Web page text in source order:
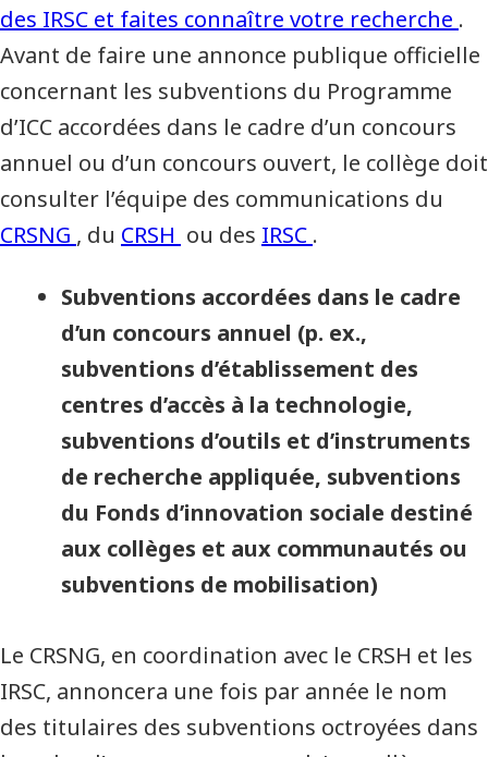
des IRSC et faites connaître votre recherche .
Avant de faire une annonce publique officielle
concernant les subventions du Programme
d’ICC accordées dans le cadre d’un concours
annuel ou d’un concours ouvert, le collège doit
consulter l’équipe des communications du
CRSNG , du CRSH ou des IRSC .
Subventions accordées dans le cadre
d’un concours annuel (p. ex.,
subventions d’établissement des
centres d’accès à la technologie,
subventions d’outils et d’instruments
de recherche appliquée, subventions
du Fonds d’innovation sociale destiné
aux collèges et aux communautés ou
subventions de mobilisation)
Le CRSNG, en coordination avec le CRSH et les
IRSC, annoncera une fois par année le nom
des titulaires des subventions octroyées dans